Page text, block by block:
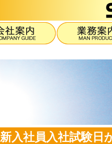
新入社員入社試験日